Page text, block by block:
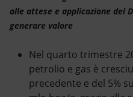
alle attese e applicazione del
generare valore
Nel quarto trimestre
petrolio e gas è
precedente e del 5%